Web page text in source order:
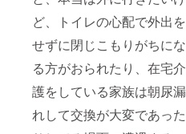
ど、トイレの心配で外出を
せずに閉じこもりがちにな
る方がおられたり、在宅介
護をしている家族は朝尿漏
れして交換が大変であった